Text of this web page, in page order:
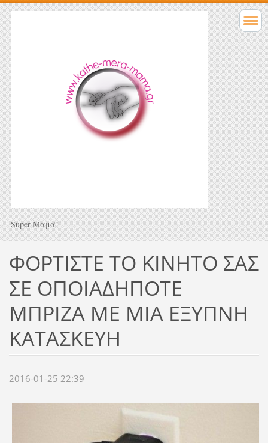
Super Μαμά!
ΦΟΡΤΙΣΤΕ ΤΟ ΚΙΝΗΤΟ ΣΑΣ
ΣΕ ΟΠΟΙΑΔΗΠΟΤΕ
ΜΠΡΙΖΑ ΜΕ ΜΙΑ ΕΞΥΠΝΗ
ΚΑΤΑΣΚΕΥΗ
2016-01-25 22:39